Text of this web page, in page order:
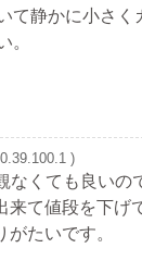
て静かに小さく
。
)
なくても良いの
来て値段を下げ
たいです。